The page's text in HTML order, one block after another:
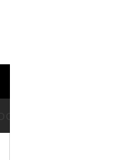
SERIE A